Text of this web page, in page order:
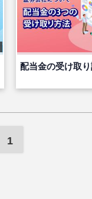
配当金の受け取
1